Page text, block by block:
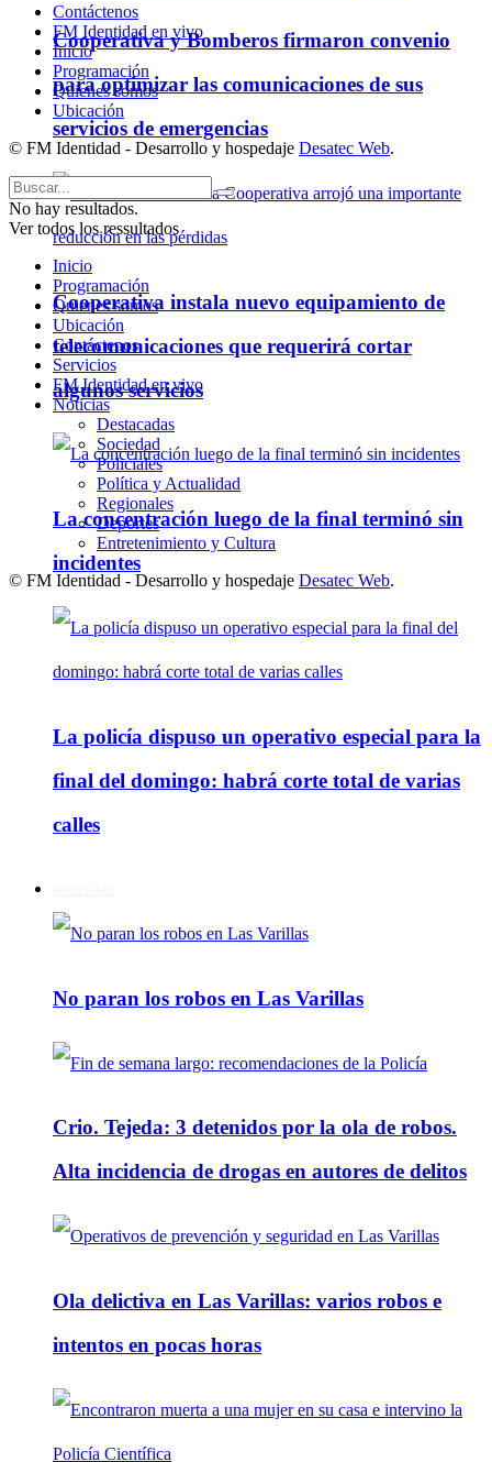
Cooperativa y Bomberos firmaron convenio
para optimizar las comunicaciones de sus
servicios de emergencias
Cooperativa instala nuevo equipamiento de
telecomunicaciones que requerirá cortar
algunos servicios
La concentración luego de la final terminó sin
incidentes
La policía dispuso un operativo especial para la
final del domingo: habrá corte total de varias
calles
No paran los robos en Las Varillas
Crio. Tejeda: 3 detenidos por la ola de robos.
Alta incidencia de drogas en autores de delitos
Ola delictiva en Las Varillas: varios robos e
intentos en pocas horas
Contáctenos
FM Identidad en vivo
Inicio
Programación
Quienes somos
Ubicación
© FM Identidad - Desarrollo y hospedaje Desatec Web.
No hay resultados.
Ver todos los ressultados
Inicio
Programación
Quienes somos
Ubicación
Contáctenos
Servicios
FM Identidad en vivo
Noticias
Destacadas
Sociedad
Policiales
Política y Actualidad
Regionales
Deportes
Entretenimiento y Cultura
© FM Identidad - Desarrollo y hospedaje Desatec Web.